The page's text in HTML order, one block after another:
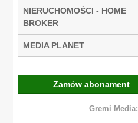
NIERUCHOMOŚCI - HOME
BROKER
MEDIA PLANET
Zamów abonament
Gremi Media: